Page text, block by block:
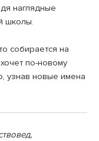
наглядные
школы.
собирается на
по-новому
узнав новые имена